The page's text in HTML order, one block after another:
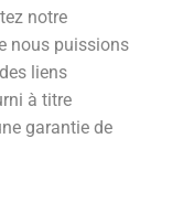
notre
nous puissions
liens
à titre
garantie de